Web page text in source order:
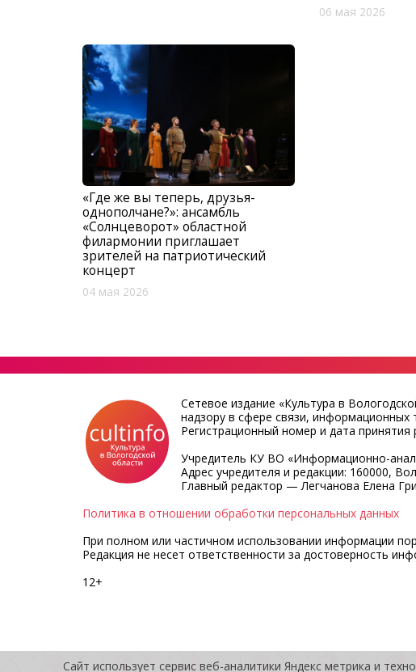
06 мая 2026
«Где же вы теперь, друзья-
однополчане?»: ансамбль
«Солнцеворот» областной
филармонии приглашает
зрителей на патриотический
концерт
04 мая 2026
Сетевое издание «Культура в
надзору в сфере связи, информационных
Регистрационный номер и дата
Учредитель КУ ВО «Информационно-
Адрес учредителя и редакции: 160000,
Главный редактор — Легчанова Елена
Политика в отношении обработки персональных данных
При полном или частичном использовании информации
Редакция не несет ответственности за достоверность
12+
Сайт использует сервис веб-аналитики Яндекс метрика и